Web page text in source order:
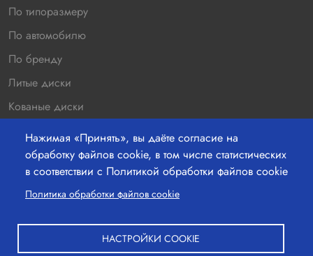
Нажимая «Принять», вы даёте согласие на
обработку файлов cookie, в том числе статистических
в соответствии с Политикой обработки файлов cookie
Политика обработки файлов cookie
НАСТРОЙКИ COOKIE
По типоразмеру
По автомобилю
По бренду
Литые диски
Кованые диски
Новинки
Распродажа
Контакты
220036 г.Минск, Бетонный проезд 19а, офис 211
+37529-363-05-00